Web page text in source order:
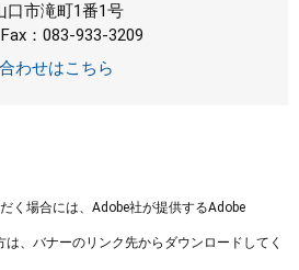
口市滝町1番1号
Fax：083-933-3209
わせはこちら
く場合には、Adobe社が提供するAdobe
、バナーのリンク先からダウンロードしてく